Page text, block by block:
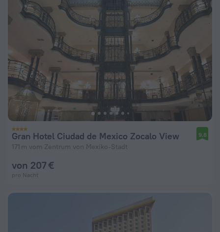
Gran Hotel Ciudad de Mexico Zocalo View
171 m vom Zentrum von Mexiko-Stadt
9,8
von 207 €
pro Nacht